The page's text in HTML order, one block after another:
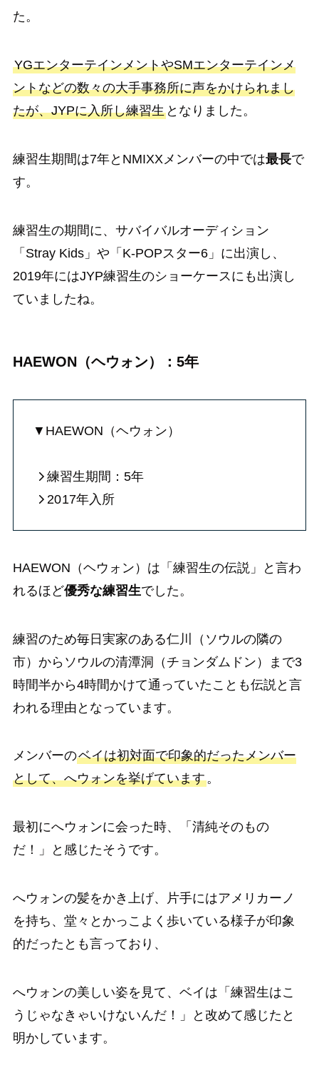
た。
YGエンターテインメントやSMエンターテインメ
ントなどの数々の大手事務所に声をかけられまし
たが、JYPに入所し練習生となりました。
練習生期間は7年とNMIXXメンバーの中では最長で
す。
練習生の期間に、サバイバルオーディション
「Stray Kids」や「K-POPスター6」に出演し、
2019年にはJYP練習生のショーケースにも出演し
ていましたね。
HAEWON（ヘウォン）：5年
▼HAEWON（ヘウォン）
練習生期間：5年
2017年入所
HAEWON（ヘウォン）は「練習生の伝説」と言わ
れるほど優秀な練習生でした。
練習のため毎日実家のある仁川（ソウルの隣の
市）からソウルの清潭洞（チョンダムドン）まで3
時間半から4時間かけて通っていたことも伝説と言
われる理由となっています。
メンバーのベイは初対面で印象的だったメンバー
として、へウォンを挙げています。
最初にへウォンに会った時、「清純そのもの
だ！」と感じたそうです。
へウォンの髪をかき上げ、片手にはアメリカーノ
を持ち、堂々とかっこよく歩いている様子が印象
的だったとも言っており、
へウォンの美しい姿を見て、ベイは「練習生はこ
うじゃなきゃいけないんだ！」と改めて感じたと
明かしています。